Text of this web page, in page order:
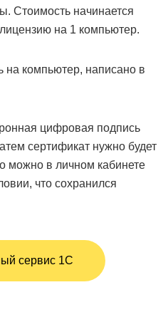
Стоимость начинается
на 1 компьютер.
на компьютер, написано в
цифровая подпись
сертификат нужно будет
можно в личном кабинете
что сохранился
сервис 1С